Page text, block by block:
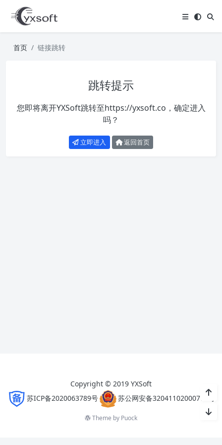
首页 链接跳转
跳转提示
您即将离开YXSoft跳转至https://yxsoft.co ，确定进入
吗？
立即进入 返回首页
Copyright © 2019 YXSoft
苏ICP备2020063789号
苏公网安备32041102000777号
Theme by Puock